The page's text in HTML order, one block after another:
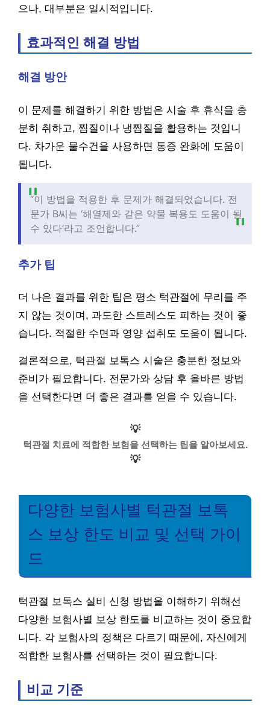
으나, 대부분은 일시적입니다.
효과적인 해결 방법
해결 방안
이 문제를 해결하기 위한 방법은 시술 후 휴식을 충
분히 취하고, 찜질이나 냉찜질을 활용하는 것입니
다. 차가운 물수건을 사용하면 통증 완화에 도움이
됩니다.
“이 방법을 적용한 후 문제가 해결되었습니다. 전
문가 B씨는 ‘해열제와 같은 약물 복용도 도움이 될
수 있다’라고 조언합니다.”
추가 팁
더 나은 결과를 위한 팁은 평소 턱관절에 무리를 주
지 않는 것이며, 과도한 스트레스도 피하는 것이 좋
습니다. 적절한 수면과 영양 섭취도 도움이 됩니다.
결론적으로, 턱관절 보톡스 시술은 충분한 정보와
준비가 필요합니다. 전문가와 상담 후 올바른 방법
을 선택한다면 더 좋은 결과를 얻을 수 있습니다.
💡
턱관절 치료에 적합한 보험을 선택하는 팁을 알아보세요.
💡
다양한 보험사별 턱관절 보톡
스 보상 한도 비교 및 선택 가이
드
턱관절 보톡스 실비 신청 방법을 이해하기 위해선
다양한 보험사별 보상 한도를 비교하는 것이 중요합
니다. 각 보험사의 정책은 다르기 때문에, 자신에게
적합한 보험사를 선택하는 것이 필요합니다.
비교 기준